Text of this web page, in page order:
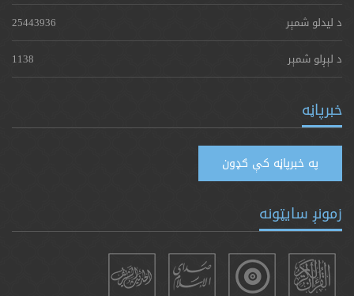
د لیدلو شمېر
25443936
د لېږلو شمېر
1138
خبرپاڼه
په خبرپاڼه کې ګډون
زمونږ سایټونه